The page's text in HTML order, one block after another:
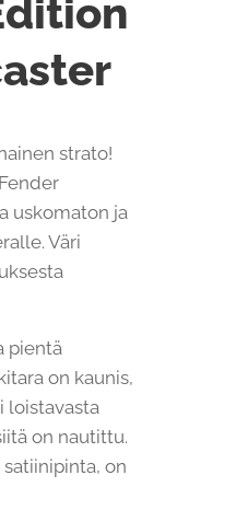
strato!
uskomaton ja
Väri
pientä
on kaunis,
loistavasta
on nautittu.
on